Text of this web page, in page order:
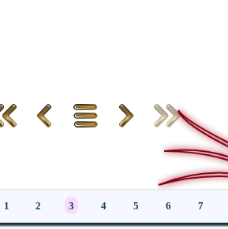
1 2 3 4 5 6 7